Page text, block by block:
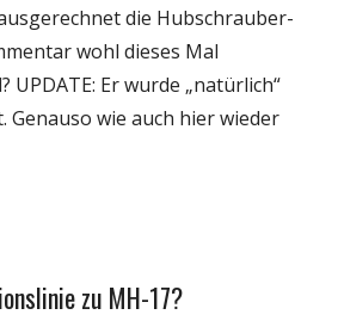
die Hubschrauber-
wohl dieses Mal
UPDATE: Er wurde „natürlich“
Genauso wie auch hier wieder
zu MH-17?